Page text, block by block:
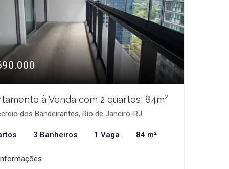
à Venda com 2 quartos, 84m²
dos Bandeirantes, Rio de Janeiro-RJ
3 Banheiros 1 Vaga 84 m²